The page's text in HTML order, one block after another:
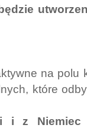
na polu
które
i z Niemiec